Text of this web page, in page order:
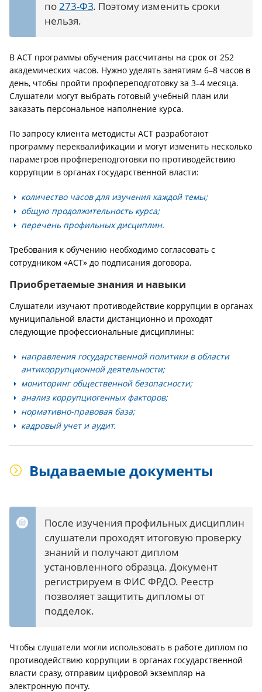
по273-ФЗ. Поэтому изменить сроки
нельзя.
В АСТ программы обучения рассчитаны на срок от 252
академических часов. Нужно уделять занятиям 6–8 часов в
день, чтобы пройти профпереподготовку за 3–4 месяца.
Слушатели могут выбрать готовый учебный план или
заказать персональное наполнение курса.
По запросу клиента методисты АСТ разработают
программу переквалификации и могут изменить несколько
параметров профпереподготовки по противодействию
коррупции в органах государственной власти:
количество часов для изучения каждой темы;
общую продолжительность курса;
перечень профильных дисциплин.
Требования к обучению необходимо согласовать с
сотрудником «АСТ» до подписания договора.
Приобретаемые знания и навыки
Слушатели изучают противодействие коррупции в органах
муниципальной власти дистанционно и проходят
следующие профессиональные дисциплины:
направления государственной политики в области
антикоррупционной деятельности;
мониторинг общественной безопасности;
анализ коррупциогенных факторов;
нормативно-правовая база;
кадровый учет и аудит.
Выдаваемые документы
После изучения профильных дисциплин
слушатели проходят итоговую проверку
знаний и получают диплом
установленного образца. Документ
регистрируем в ФИС ФРДО. Реестр
позволяет защитить дипломы от
подделок.
Чтобы слушатели могли использовать в работе диплом по
противодействию коррупции в органах государственной
власти сразу, отправим цифровой экземпляр на
электронную почту.